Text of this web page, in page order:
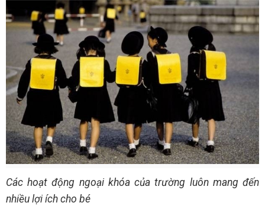
Các hoạt động ngoại khóa của trường luôn mang đến
nhiều lợi ích cho bé